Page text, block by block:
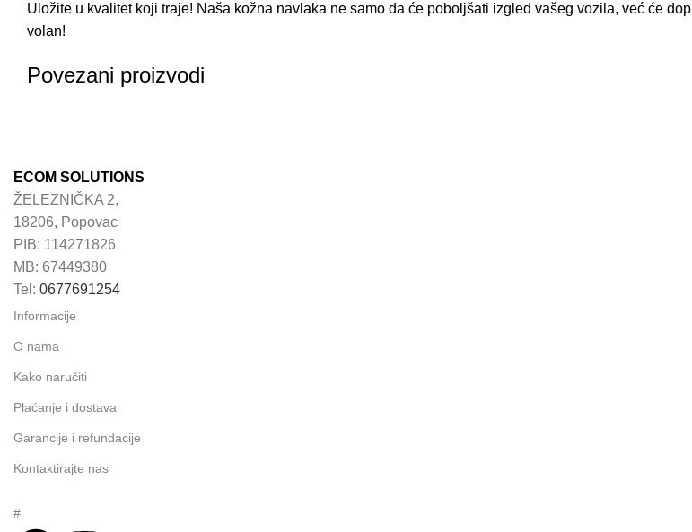
Uložite u kvalitet koji traje! Naša kožna navlaka ne samo da će poboljšati izgled vašeg vozila, već će
volan!
Povezani proizvodi
ECOM SOLUTIONS
ŽELEZNIČKA 2,
18206, Popovac
PIB: 114271826
MB: 67449380
Tel: 0677691254
Informacije
O nama
Kako naručiti
Plaćanje i dostava
Garancije i refundacije
Kontaktirajte nas
#